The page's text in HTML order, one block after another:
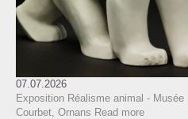
07.07.2026
Exposition Réalisme animal - Musée
Courbet, Ornans Read more